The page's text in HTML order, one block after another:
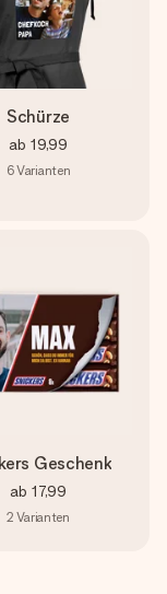
Schürze
ab 19,99
6Varianten
Geschenk
ab 17,99
2 Varianten